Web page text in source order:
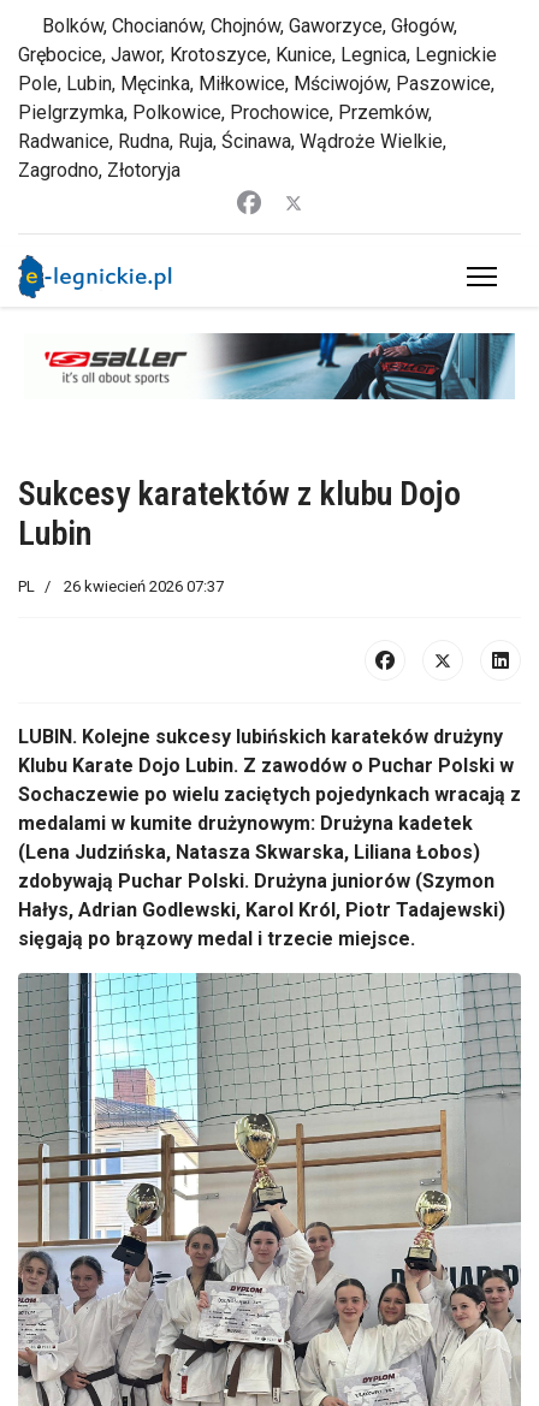
Bolków, Chocianów, Chojnów, Gaworzyce, Głogów,
Grębocice, Jawor, Krotoszyce, Kunice, Legnica, Legnickie
Pole, Lubin, Męcinka, Miłkowice, Mściwojów, Paszowice,
Pielgrzymka, Polkowice, Prochowice, Przemków,
Radwanice, Rudna, Ruja, Ścinawa, Wądroże Wielkie,
Zagrodno, Złotoryja
Sukcesy karatektów z klubu Dojo
Lubin
PL 26 kwiecień 2026 07:37
LUBIN. Kolejne sukcesy lubińskich karateków drużyny
Klubu Karate Dojo Lubin. Z zawodów o Puchar Polski w
Sochaczewie po wielu zaciętych pojedynkach wracają z
medalami w kumite drużynowym: Drużyna kadetek
(Lena Judzińska, Natasza Skwarska, Liliana Łobos)
zdobywają Puchar Polski. Drużyna juniorów (Szymon
Hałys, Adrian Godlewski, Karol Król, Piotr Tadajewski)
sięgają po brązowy medal i trzecie miejsce.